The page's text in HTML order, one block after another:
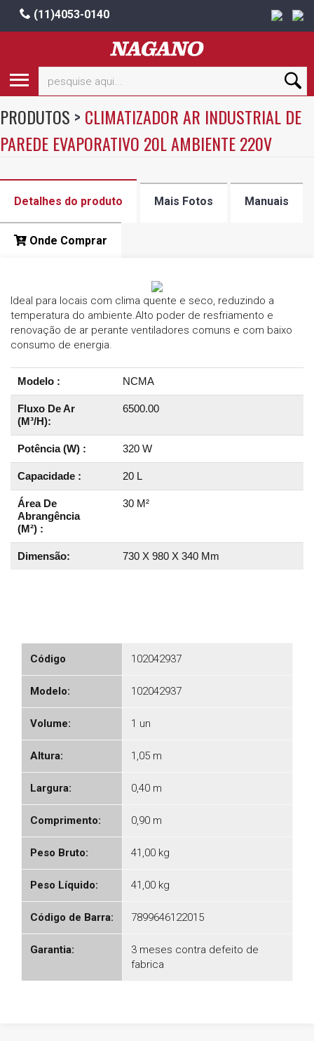
(11)4053-0140
PRODUTOS > CLIMATIZADOR AR INDUSTRIAL DE
PAREDE EVAPORATIVO 20L AMBIENTE 220V
Detalhes do produto Mais Fotos Manuais
Onde Comprar
Ideal para locais com clima quente e seco, reduzindo a
temperatura do ambiente.Alto poder de resfriamento e
renovação de ar perante ventiladores comuns e com baixo
consumo de energia.
Modelo : NCMA
Fluxo De Ar
(M³/H):
6500.00
Potência (W) : 320 W
Capacidade : 20 L
Área De
Abrangência
(M²) :
30 M²
Dimensão: 730 X 980 X 340 Mm
Código 102042937
Modelo: 102042937
Volume: 1 un
Altura: 1,05 m
Largura: 0,40 m
Comprimento: 0,90 m
Peso Bruto: 41,00 kg
Peso Líquido: 41,00 kg
Código de Barra: 7899646122015
Garantia:
3 meses contra defeito de
fabrica